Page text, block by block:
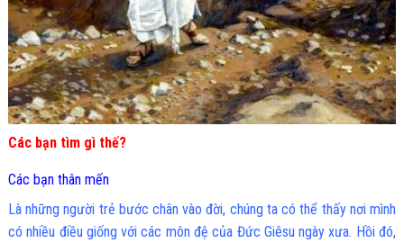
Các bạn tìm gì thế?
Các bạn thân mến
Là những người trẻ bước chân vào đời, chúng ta có thể thấy nơi mình
có nhiều điều giống với các môn đệ của Đức Giêsu ngày xưa. Hồi đó,